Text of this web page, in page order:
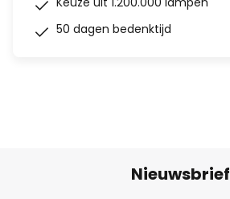
50 dagen bedenktijd
Nieuwsbrief